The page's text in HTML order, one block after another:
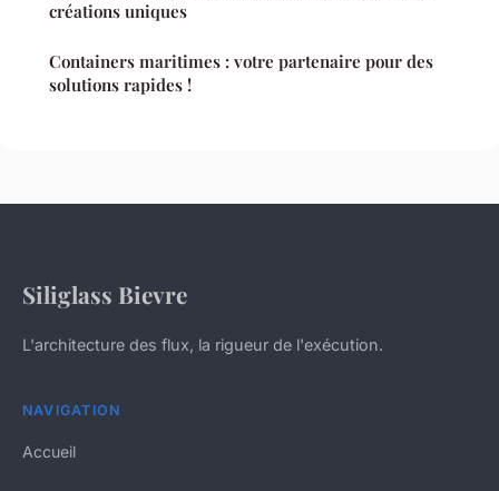
créations uniques
Containers maritimes : votre partenaire pour des
solutions rapides !
Siliglass Bievre
L'architecture des flux, la rigueur de l'exécution.
NAVIGATION
Accueil